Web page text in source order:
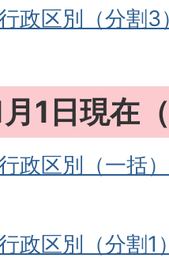
政区別（分割
月1日現
政区別（一括
政区別（分割